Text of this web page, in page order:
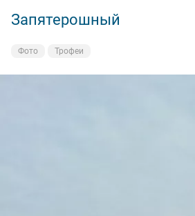
Запятерошный
Фото Трофеи